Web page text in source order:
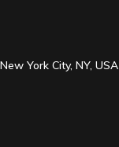
York City, NY, USA